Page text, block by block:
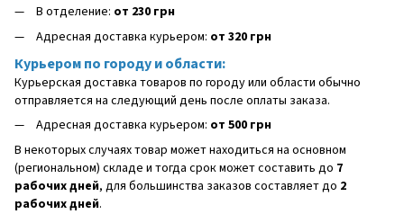
В отделение: от 230 грн
Адресная доставка курьером: от 320 грн
Курьером по городу и области:
Курьерская доставка товаров по городу или области обычно
отправляется на следующий день после оплаты заказа.
Адресная доставка курьером: от 500 грн
В некоторых случаях товар может находиться на основном
(региональном) складе и тогда срок может составить до 7
рабочих дней, для большинства заказов составляет до 2
рабочих дней.